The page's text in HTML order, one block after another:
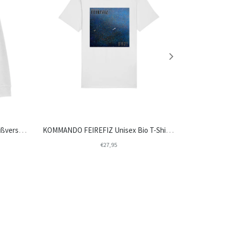
KOMMANDO FEIREFIZ Unisex Reißverschluss-Hoodie "BUNT" (STSU820) KOMMANDO FEIREFIZ Unisex Bio T-Shirt "Selbstportrait" (STTU758)
€27,95